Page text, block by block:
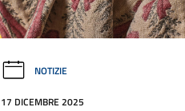
NOTIZIE
17 DICEMBRE 2025